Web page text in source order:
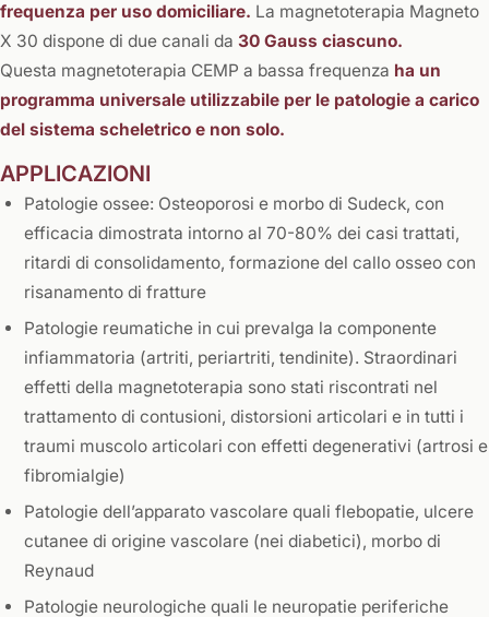
frequenza per uso domiciliare. La magnetoterapia Magneto
X 30 dispone di due canali da 30 Gauss ciascuno.
Questa magnetoterapia CEMP a bassa frequenza ha un
programma universale utilizzabile per le patologie a carico
del sistema scheletrico e non solo.
APPLICAZIONI
Patologie ossee: Osteoporosi e morbo di Sudeck, con
efficacia dimostrata intorno al 70-80% dei casi trattati,
ritardi di consolidamento, formazione del callo osseo con
risanamento di fratture
Patologie reumatiche in cui prevalga la componente
infiammatoria (artriti, periartriti, tendinite). Straordinari
effetti della magnetoterapia sono stati riscontrati nel
trattamento di contusioni, distorsioni articolari e in tutti i
traumi muscolo articolari con effetti degenerativi (artrosi e
fibromialgie)
Patologie dell’apparato vascolare quali flebopatie, ulcere
cutanee di origine vascolare (nei diabetici), morbo di
Reynaud
Patologie neurologiche quali le neuropatie periferiche